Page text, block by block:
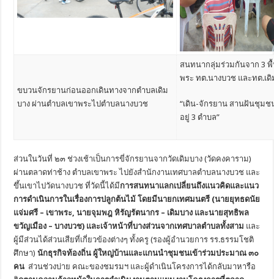
ขบวนจักรยานก่อนออกเดินทางจากตำบลเดิม
บาง ผ่านตำบลเขาพระไปตำบลนางบวช
สนทนากลุ่มร่วมกันจาก 3 พื้
พระ ทต.นางบวช และทต.เดิ
“เดิน-จักรยาน สานฝันชุม
อยู่ 3 ตำบล”
ส่วนในวันที่ ๒๓ ช่วงเช้าเป็นการขี่จักรยานจากวัดเดิมบาง (วัดคงคาราม)
ผ่านตลาดท่าช้าง ตำบลเขาพระ ไปยังสำนักงานเทศบาลตำบลนางบวช และ
ขึ้นเขาไปวัดนางบวช ที่วัดนี้ได้มีการสนทนาแลกเปลี่ยนถึงแนวคิดและแนว
การดำเนินการในเรื่องการปลูกต้นไม้ โดยมีนายกเทศมนตรี (นายยุทธดนัย
แจ่มศรี – เขาพระ, นายจุมพฎ หิรัญรัตนากร – เดิมบาง และนายสุทธิพล
ขวัญเมือง – บางบวช) และเจ้าหน้าที่บางส่วนจากเทศบาลตำบลทั้งสาม และ
ผู้มีส่วนได้ส่วนเสียที่เกี่ยวข้องต่างๆ ทั้งครู (รองผู้อำนวยการ รร.ธรรมโชติ
ศึกษา)นักธุรกิจท้องถิ่น ผู้ใหญ่บ้านและแกนนำชุมชนเข้าร่วมประมาณ ๓๐
คน ส่วนช่วงบ่าย คณะของชมรมฯ และผู้ดำเนินโครงการได้กลับมาหารือ